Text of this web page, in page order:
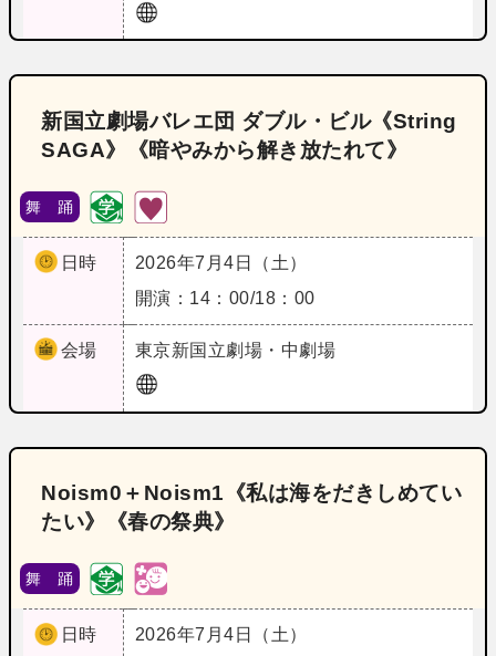
新国立劇場バレエ団 ダブル・ビル《String
SAGA》《暗やみから解き放たれて》
舞 踊
日時
2026年7月4日（土）
開演：14：00/18：00
会場 東京新国立劇場・中劇場
Noism0＋Noism1《私は海をだきしめてい
たい》《春の祭典》
舞 踊
日時
2026年7月4日（土）